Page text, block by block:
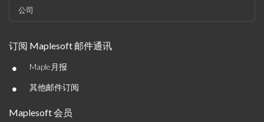
公司
订阅 Maplesoft 邮件通讯
• Maple月报
• 其他邮件订阅
Maplesoft 会员